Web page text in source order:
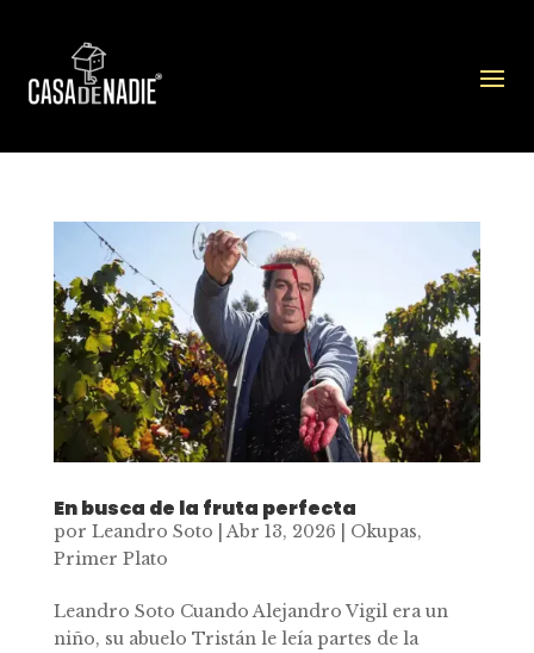
En busca de la fruta perfecta
por Leandro Soto Abr 13, 2026 Okupas,
Primer Plato
Leandro Soto Cuando Alejandro Vigil era un
niño, su abuelo Tristán le leía partes de la